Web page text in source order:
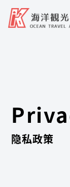
隐私政策